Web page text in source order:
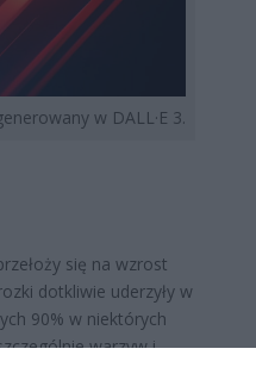
w DALL·E 3.
się na wzrost
dotkliwie uderzyły w
90% w niektórych
warzyw i